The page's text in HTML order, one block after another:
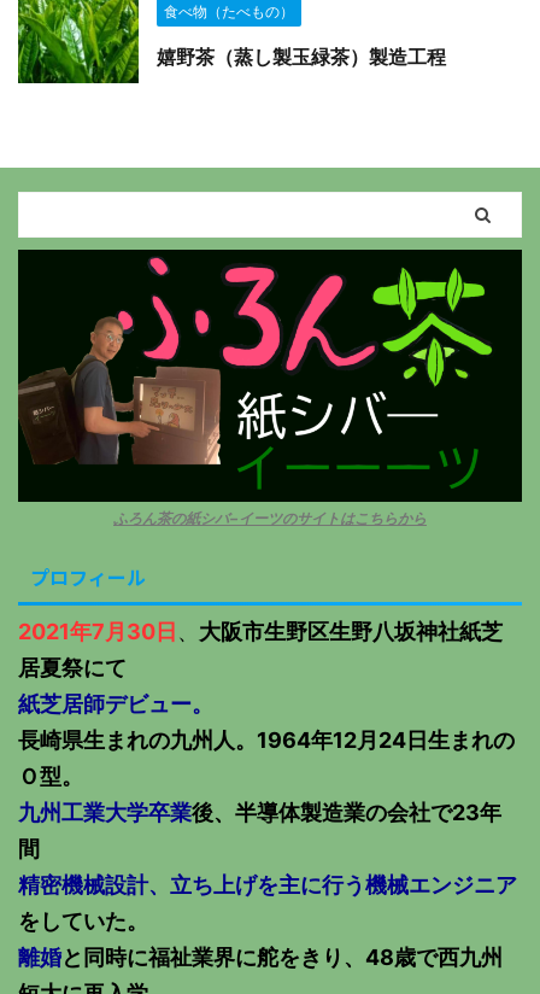
食べ物（たべもの）
嬉野茶（蒸し製玉緑茶）製造工程
ふろん茶の紙シバ−イーツのサイトはこちらから
プロフィール
2021年7月30日 、 大阪市生野区生野八坂神社紙芝
居夏祭にて
紙芝居師デビュー。
長崎県生まれの九州人。1964年12月24日生まれの
Ｏ型。
九州工業大学卒業後、半導体製造業の会社で23年
間
精密機械設計、立ち上げを主に行う機械エンジニア
をしていた。
離婚と同時に福祉業界に舵をきり、48歳で西九州